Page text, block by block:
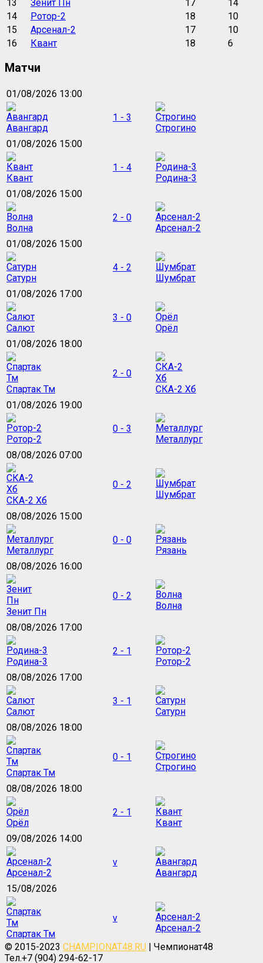
13
Зенит Пн 17
14
14
Ротор-2 18
10
15
Арсенал-2 17
10
16
Квант 18 6
Матчи
01/08/2026 13:00
Авангард
1 - 3
Строгино
01/08/2026 15:00
Квант
1 - 4
Родина-3
01/08/2026 15:00
Волна
2 - 0
Арсенал-2
01/08/2026 15:00
Сатурн
4 - 2
Шумбрат
01/08/2026 17:00
Салют
3 - 0
Орёл
01/08/2026 18:00
Спартак Тм
2 - 0
СКА-2 Хб
01/08/2026 19:00
Ротор-2
0 - 3
Металлург
08/08/2026 07:00
СКА-2 Хб
0 - 2
Шумбрат
08/08/2026 15:00
Металлург
0 - 0
Рязань
08/08/2026 16:00
Зенит Пн
0 - 2
Волна
08/08/2026 17:00
Родина-3
2 - 1
Ротор-2
08/08/2026 17:00
Салют
3 - 1
Сатурн
08/08/2026 18:00
Спартак Тм
0 - 1
Строгино
08/08/2026 18:00
Орёл
2 - 1
Квант
09/08/2026 14:00
Арсенал-2
v
Авангард
15/08/2026
Спартак Тм
v
Арсенал-2
© 2015-2023 CHAMPIONAT48.RU | Чемпионат48
Тел.+7 (904) 294-62-17